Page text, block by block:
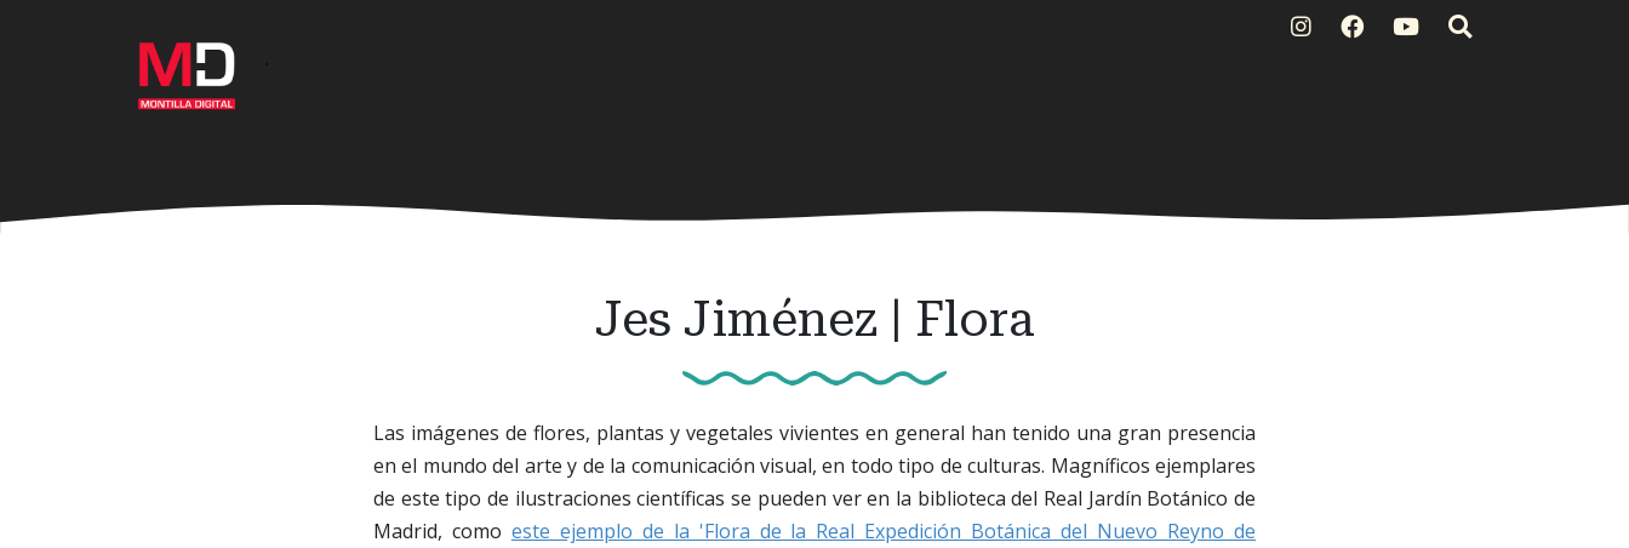
Jes Jiménez | Flora
Las imágenes de flores, plantas y vegetales vivientes en general han tenido una gran presencia
en el mundo del arte y de la comunicación visual, en todo tipo de culturas. Magníficos ejemplares
de este tipo de ilustraciones científicas se pueden ver en la biblioteca del Real Jardín Botánico de
Madrid, como este ejemplo de la 'Flora de la Real Expedición Botánica del Nuevo Reyno de